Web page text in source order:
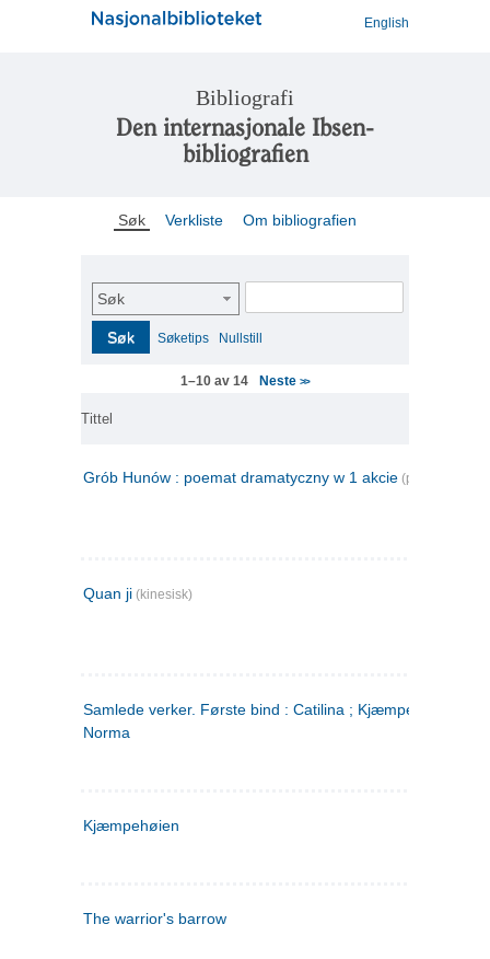
English
Bibliografi
Den internasjonale Ibsen-
bibliografien
Søk Verkliste Om bibliografien
Søk
Søk Søketips Nullstill
1–10 av 14 Neste>>
Tittel
Grób Hunów : poemat dramatyczny w 1 akcie (polsk)
Quan ji (kinesisk)
Samlede verker. Første bind : Catilina ; Kjæmpehøien ;
Norma
Kjæmpehøien
The warrior's barrow